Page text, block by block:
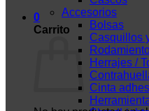
0
Carrito
Accesorios
Bolsas
Casquillos
Herrajes /
Cinta